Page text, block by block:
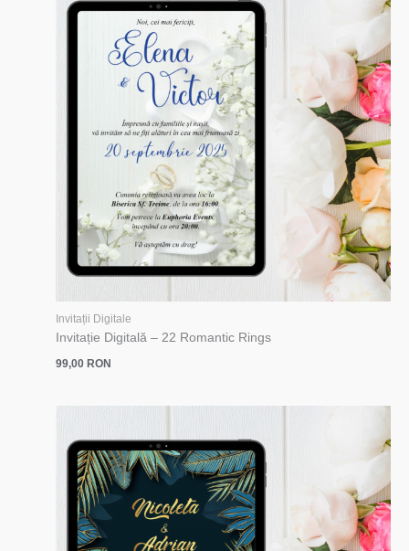
Invitații Digitale
Invitație Digitală – 22 Romantic Rings
99,00 RON